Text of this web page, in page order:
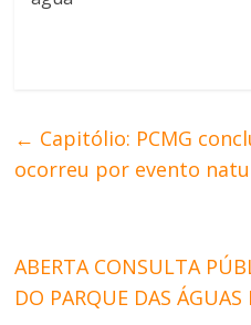
← Capitólio: PCMG
ocorreu por evento
ABERTA CONSULTA
DO PARQUE DAS ÁGUAS